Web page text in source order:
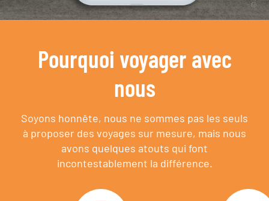
Pourquoi voyager avec
nous
Soyons honnête, nous ne sommes pas les seuls
à proposer des voyages sur mesure, mais nous
avons quelques atouts qui font
incontestablement la différence.